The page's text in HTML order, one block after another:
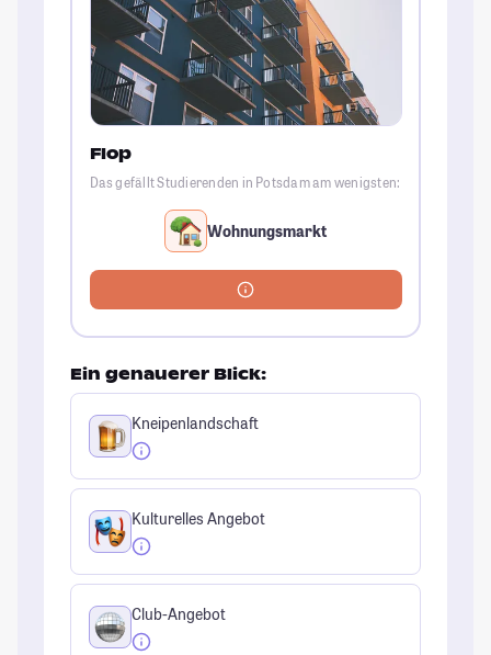
Flop
Das gefällt Studierenden in Potsdam am wenigsten:
Wohnungsmarkt
Ein genauerer Blick:
Kneipenlandschaft
Kulturelles Angebot
Club-Angebot